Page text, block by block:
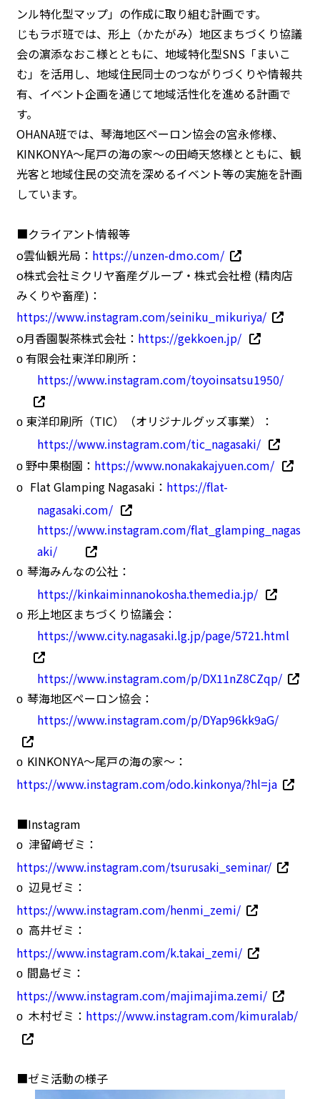
ンル特化型マップ」の作成に取り組む計画です。
じもラボ班では、形上（かたがみ）地区まちづくり協議
会の濵添なおこ様とともに、地域特化型SNS「まいこ
む」を活用し、地域住民同士のつながりづくりや情報共
有、イベント企画を通じて地域活性化を進める計画で
す。
OHANA班では、琴海地区ペーロン協会の宮永修様、
KINKONYA～尾戸の海の家～の田崎天悠様とともに、観
光客と地域住民の交流を深めるイベント等の実施を計画
しています。
■クライアント情報等
o雲仙観光局： https://unzen-dmo.com/
o株式会社ミクリヤ畜産グループ・株式会社橙 (精肉店
みくりや畜産)：
https://www.instagram.com/seiniku_mikuriya/
o月香園製茶株式会社： https://gekkoen.jp/
o 有限会社東洋印刷所：
https://www.instagram.com/toyoinsatsu1950/
o 東洋印刷所（TIC）（オリジナルグッズ事業）：
https://www.instagram.com/tic_nagasaki/
o 野中果樹園： https://www.nonakakajyuen.com/
o Flat Glamping Nagasaki ： https://flat-
nagasaki.com/
https://www.instagram.com/flat_glamping_nagas
aki/
o 琴海みんなの公社：
https://kinkaiminnanokosha.themedia.jp/
o 形上地区まちづくり協議会：
https://www.city.nagasaki.lg.jp/page/5721.html
https://www.instagram.com/p/DX11nZ8CZqp/
o 琴海地区ペーロン協会：
https://www.instagram.com/p/DYap96kk9aG/
o KINKONYA〜尾戸の海の家〜：
https://www.instagram.com/odo.kinkonya/?hl=ja
■Instagram
o 津留﨑ゼミ：
https://www.instagram.com/tsurusaki_seminar/
o 辺見ゼミ：
https://www.instagram.com/henmi_zemi/
o 高井ゼミ：
https://www.instagram.com/k.takai_zemi/
o 間島ゼミ：
https://www.instagram.com/majimajima.zemi/
o 木村ゼミ： https://www.instagram.com/kimuralab/
■ゼミ活動の様子